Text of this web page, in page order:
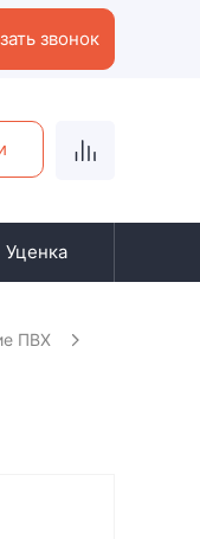
звонок
Уценка
ПВХ